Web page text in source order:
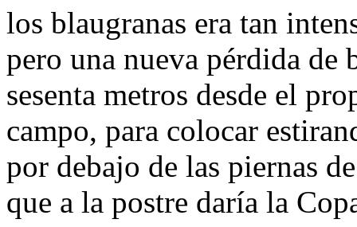
los blaugranas era tan
pero una nueva pérdida de
sesenta metros desde el
campo, para colocar
por debajo de las piernas
que a la postre daría la